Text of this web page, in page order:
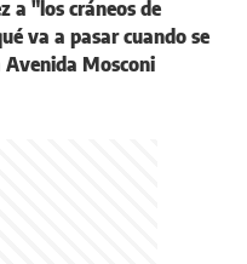
a "los cráneos de
va a pasar cuando se
Mosconi